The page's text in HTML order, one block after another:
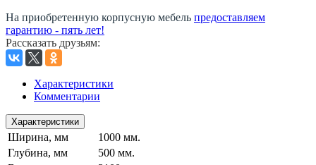
На приобретенную корпусную мебель предоставляем
гарантию - пять лет!
Рассказать друзьям:
Характеристики
Комментарии
Характеристики
Ширина, мм
1000 мм.
Глубина, мм
500 мм.